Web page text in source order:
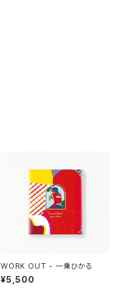
WORK OUT - 一乗ひかる
¥5,500